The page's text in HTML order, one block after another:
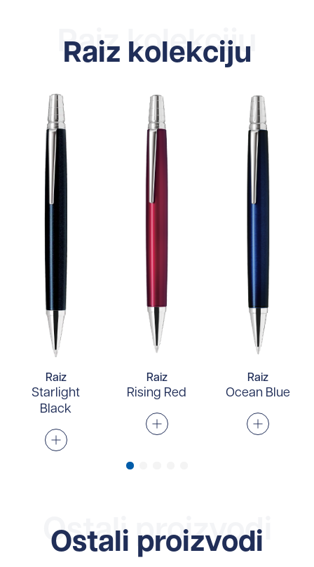
Raiz kolekciju
Raiz kolekciju
Raiz
Starlight
Black
Raiz
Rising Red
Raiz
Ocean Blue
Ostali proizvodi
Ostali proizvodi